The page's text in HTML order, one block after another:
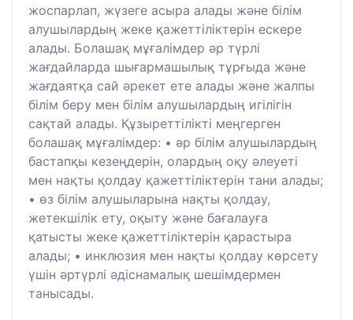
жоспарлап, жүзеге асыра алады және білім
алушылардың жеке қажеттіліктерін ескере
алады. Болашақ мұғалімдер әр түрлі
жағдайларда шығармашылық тұрғыда және
жағдаятқа сай әрекет ете алады және жалпы
білім беру мен білім алушылардың игілігін
сақтай алады. Құзыреттілікті меңгерген
болашақ мұғалімдер: • әр білім алушылардың
бастапқы кезеңдерін, олардың оқу әлеуеті
мен нақты қолдау қажеттіліктерін тани алады;
• өз білім алушыларына нақты қолдау,
жетекшілік ету, оқыту және бағалауға
қатысты жеке қажеттіліктерін қарастыра
алады; • инклюзия мен нақты қолдау көрсету
үшін әртүрлі әдіснамалық шешімдермен
танысады.